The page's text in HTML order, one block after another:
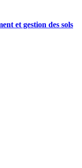
et gestion des sols